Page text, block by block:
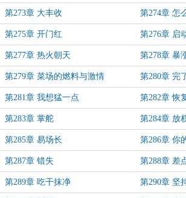
第273章 大丰收 第274章 怎
第275章 开门红 第276章 启
第277章 热火朝天 第278章 暴
尖子生
第279章 菜场的燃料与激情 第280章 完
第281章 我想猛一点 第282章 恢
第283章 掌舵 第284章 放
第285章 易场长 第286章 你
第287章 错失 第288章 差
第289章 吃干抹净 第290章 坚